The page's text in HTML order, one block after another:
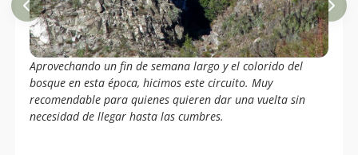
Aprovechando un fin de semana largo y el colorido del
bosque en esta época, hicimos este circuito. Muy
recomendable para quienes quieren dar una vuelta sin
necesidad de llegar hasta las cumbres.